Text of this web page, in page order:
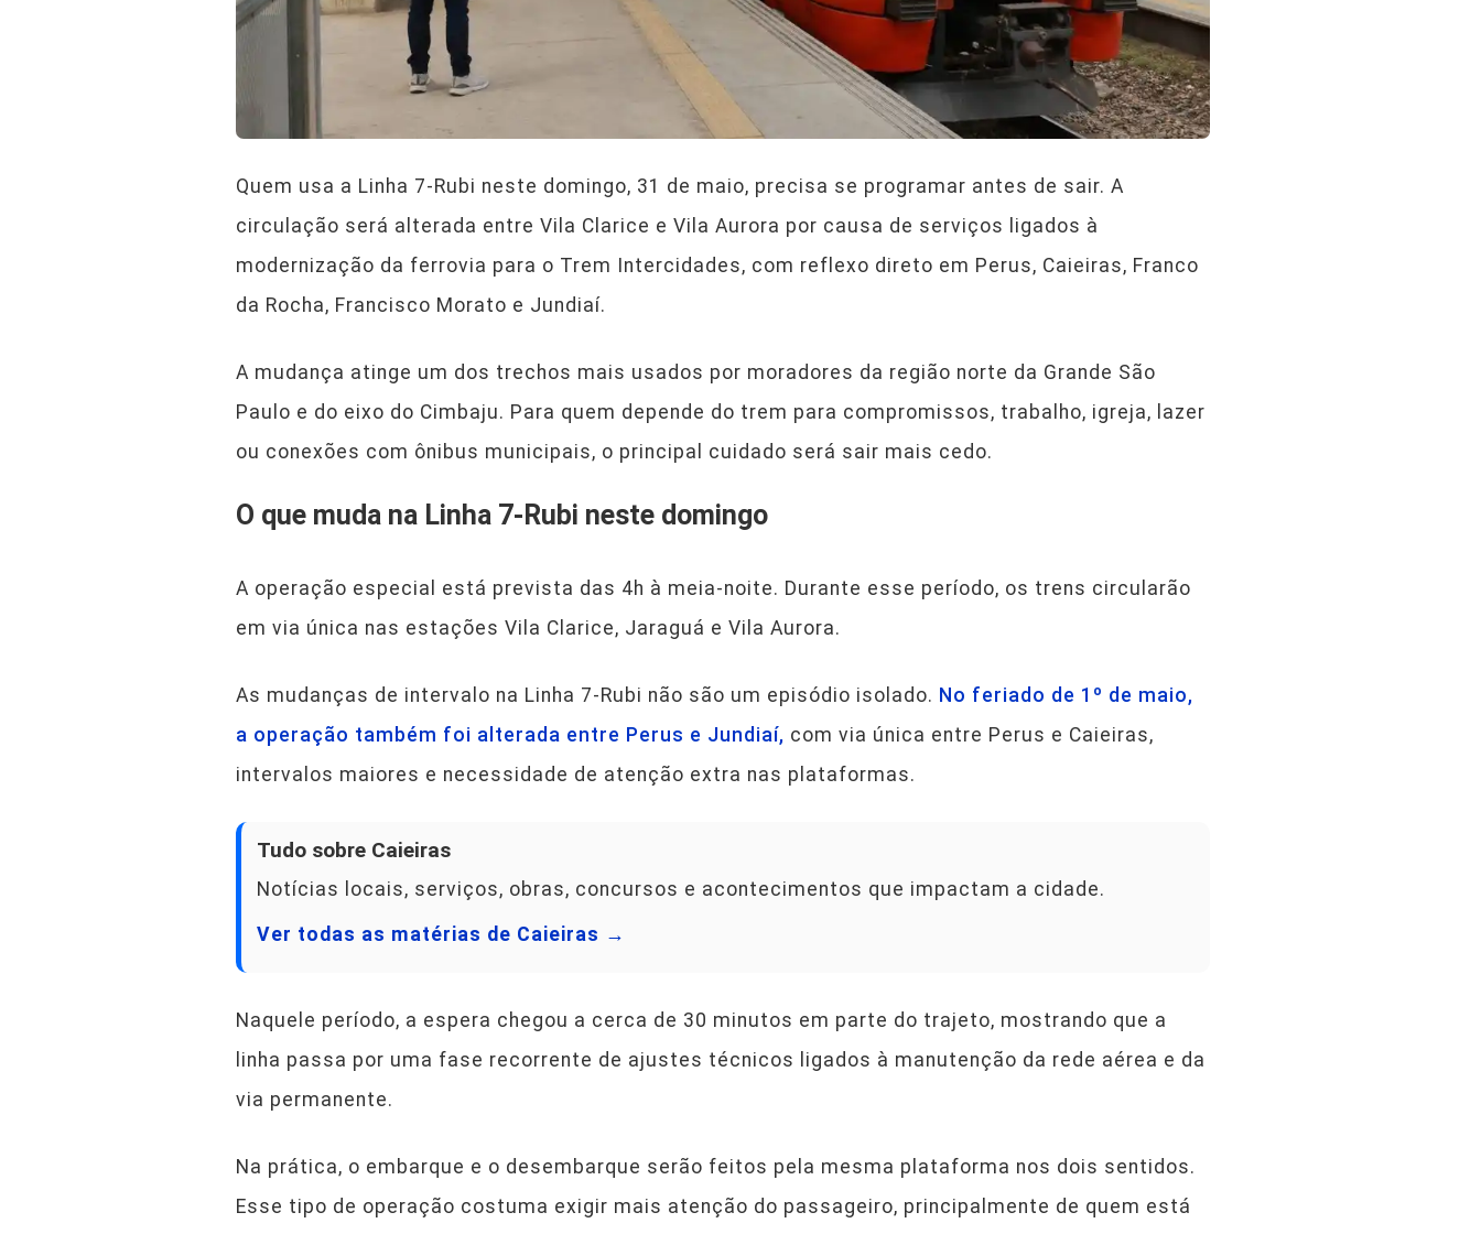
Quem usa a Linha 7-Rubi neste domingo, 31 de maio, precisa se programar antes de sair. A
circulação será alterada entre Vila Clarice e Vila Aurora por causa de serviços ligados à
modernização da ferrovia para o Trem Intercidades, com reflexo direto em Perus, Caieiras, Franco
da Rocha, Francisco Morato e Jundiaí.
A mudança atinge um dos trechos mais usados por moradores da região norte da Grande São
Paulo e do eixo do Cimbaju. Para quem depende do trem para compromissos, trabalho, igreja, lazer
ou conexões com ônibus municipais, o principal cuidado será sair mais cedo.
O que muda na Linha 7-Rubi neste domingo
A operação especial está prevista das 4h à meia-noite. Durante esse período, os trens circularão
em via única nas estações Vila Clarice, Jaraguá e Vila Aurora.
As mudanças de intervalo na Linha 7-Rubi não são um episódio isolado. No feriado de 1º de maio,
a operação também foi alterada entre Perus e Jundiaí, com via única entre Perus e Caieiras,
intervalos maiores e necessidade de atenção extra nas plataformas.
Tudo sobre Caieiras
Notícias locais, serviços, obras, concursos e acontecimentos que impactam a cidade.
Ver todas as matérias de Caieiras →
Naquele período, a espera chegou a cerca de 30 minutos em parte do trajeto, mostrando que a
linha passa por uma fase recorrente de ajustes técnicos ligados à manutenção da rede aérea e da
via permanente.
Na prática, o embarque e o desembarque serão feitos pela mesma plataforma nos dois sentidos.
Esse tipo de operação costuma exigir mais atenção do passageiro, principalmente de quem está